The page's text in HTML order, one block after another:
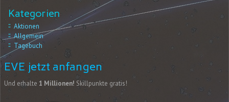
Kategorien
Aktionen
Allgemein
Tagebuch
EVE jetzt anfangen
Und erhalte 1 Millionen! Skillpunkte gratis!